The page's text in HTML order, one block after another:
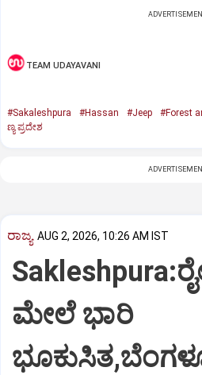
TEAM UDAYAVANI
#Sakaleshpura #Hassan #Jeep #Forest
ಣ್ಯ ಪ್ರದೇಶ
ರಾಜ್ಯ AUG 2, 2026, 10:26 AM IST
ಮೇಲೆ ಭಾರಿ